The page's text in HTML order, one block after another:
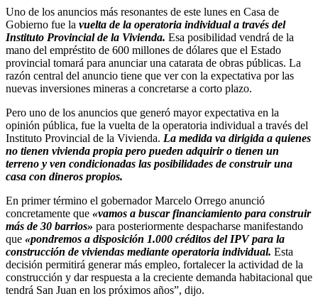
Uno de los anuncios más resonantes de este lunes en Casa de
Gobierno fue la vuelta de la operatoria individual a través del
Instituto Provincial de la Vivienda. Esa posibilidad vendrá de la
mano del empréstito de 600 millones de dólares que el Estado
provincial tomará para anunciar una catarata de obras públicas. La
razón central del anuncio tiene que ver con la expectativa por las
nuevas inversiones mineras a concretarse a corto plazo.
Pero uno de los anuncios que generó mayor expectativa en la
opinión pública, fue la vuelta de la operatoria individual a través del
Instituto Provincial de la Vivienda. La medida va dirigida a quienes
no tienen vivienda propia pero pueden adquirir o tienen un
terreno y ven condicionadas las posibilidades de construir una
casa con dineros propios.
En primer término el gobernador Marcelo Orrego anunció
concretamente que «vamos a buscar financiamiento para construir
más de 30 barrios» para posteriormente despacharse manifestando
que «pondremos a disposición 1.000 créditos del IPV para la
construcción de viviendas mediante operatoria individual. Esta
decisión permitirá generar más empleo, fortalecer la actividad de la
construcción y dar respuesta a la creciente demanda habitacional que
tendrá San Juan en los próximos años”, dijo.